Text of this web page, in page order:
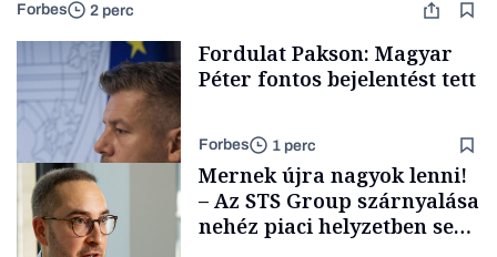
Forbes 2 perc
Fordulat Pakson: Magyar
Péter fontos bejelentést tett
Forbes 1 perc
Mernek újra nagyok lenni!
– Az STS Group szárnyalása
nehéz piaci helyzetben sem